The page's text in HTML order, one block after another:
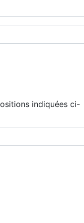
indiquées ci-